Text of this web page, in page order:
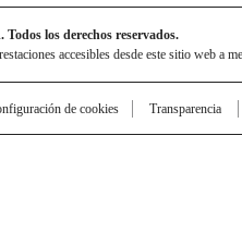
los derechos reservados.
accesibles desde este sitio web a
de cookies Transparencia